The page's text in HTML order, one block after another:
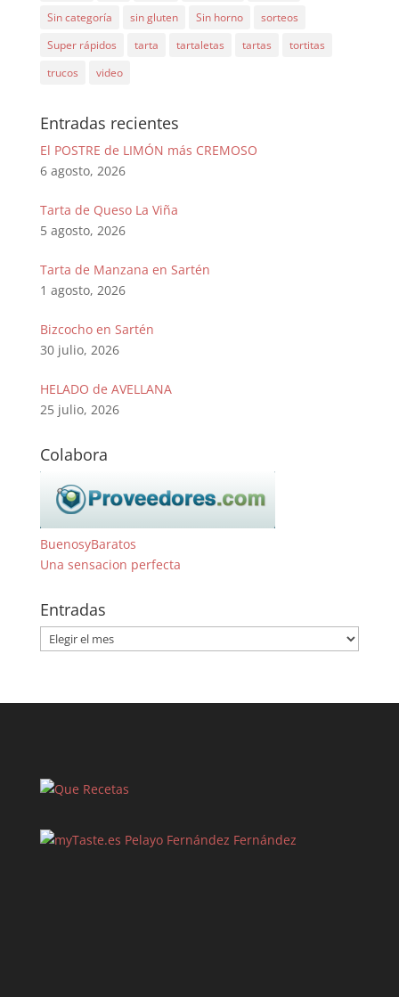
Sin categoría
sin gluten Sin horno
sorteos
Super rápidos
tarta tartaletas tartas
tortitas
trucos
video
Entradas recientes
El POSTRE de LIMÓN más CREMOSO
6 agosto, 2026
Tarta de Queso La Viña
5 agosto, 2026
Tarta de Manzana en Sartén
1 agosto, 2026
Bizcocho en Sartén
30 julio, 2026
HELADO de AVELLANA
25 julio, 2026
Colabora
BuenosyBaratos
Una sensacion perfecta
Entradas
Entradas
Pelayo Fernández Fernández